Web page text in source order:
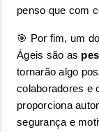
penso que com
🎯 Por fim, um
Ágeis são as
tornarão algo
colaboradores e
proporciona
segurança e